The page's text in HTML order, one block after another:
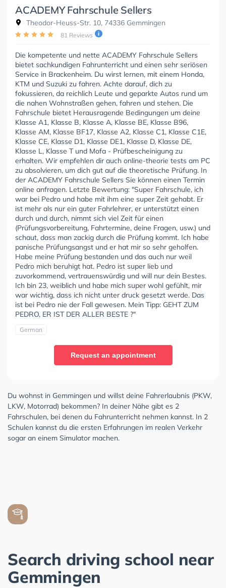
ACADEMY Fahrschule Sellers
Theodor-Heuss-Str. 10, 74336 Gemmingen
81 Reviews
Die kompetente und nette ACADEMY Fahrschule Sellers
bietet sachkundigen Fahrunterricht und einen sehr seriösen
Service in Brackenheim. Du wirst lernen, mit einem Honda,
KTM und Suzuki zu fahren. Achte darauf, dich zu
fokussieren, da reichlich Leute und geparkte Autos rund um
die nahen Wohnstraßen gehen, fahren und stehen. Die
Fahrschule bietet Herausragende Bedingungen um deine
Klasse A1, Klasse B, Klasse A, Klasse BE, Klasse B96,
Klasse AM, Klasse BF17, Klasse A2, Klasse C1, Klasse C1E,
Klasse CE, Klasse D1, Klasse DE1, Klasse D, Klasse DE,
Klasse L, Klasse T und Mofa - Prüfbescheinigung zu
erhalten. Wir empfehlen dir auch online-theorie tests am PC
zu absolvieren, um dich gut auf die theoretische Prüfung. In
der ACADEMY Fahrschule Sellers Sie können einen Termin
online anfragen. Letzte Bewertung: "Super Fahrschule, ich
war bei Pedro und habe mit ihm eine super Zeit gehabt. Er
ist mehr als nur ein guter Fahrlehrer, er unterstützt einen
durch und durch, nimmt sich viel Zeit für einen
(Prüfungsvorbereitung, Fahrtermine, deine Fragen, usw.) und
schaut, dass man zackig durch die Prüfung kommt. Ich habe
panische Prüfungsangst und er hat mir so sehr geholfen.
Habe meine Prüfung bestanden und das auch nur weil
Pedro mich beruhigt hat. Pedro ist super lieb und
zuvorkommend, vertrauenswürdig und will nur dein Bestes.
Ich bin 23, weiblich und habe mich super wohl gefühlt, mir
war wichtig, dass ich nicht unter druck gesetzt werde. Das
ist bei Pedro nie der Fall gewesen. Mein Tipp: GEHT ZUM
PEDRO, ER IST DER ALLER BESTE ?"
German
Request an appointment
Du wohnst in Gemmingen und willst deine Fahrerlaubnis (PKW,
LKW, Motorrad) bekommen? In deiner Nähe gibt es 2
Fahrschulen, bei denen du Fahrunterricht nehmen kannst. In 2
Schulen kannst du die ersten Erfahrungen im realen Verkehr
sogar an einem Simulator machen.
Search driving school near
Gemmingen